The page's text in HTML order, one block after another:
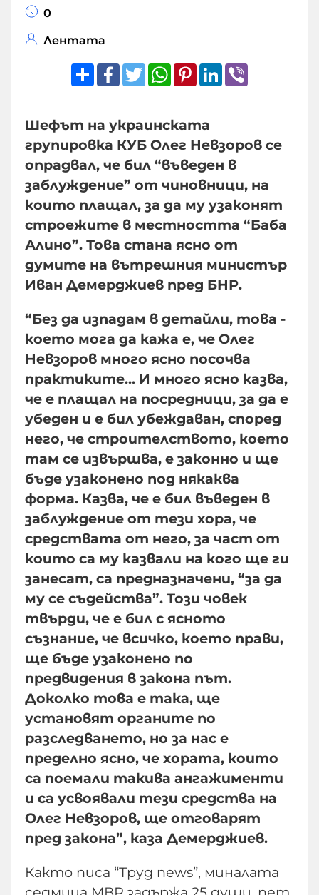
0
Лентата
ShareFacebook
TwitterWhatsApp
Pinterest
LinkedIn
Шефът на украинската
групировка КУБ Олег Невзоров се
опрадвал, че бил “въведен в
заблуждение” от чиновници, на
които плащал, за да му узаконят
строежите в местността “Баба
Алино”. Това стана ясно от
думите на вътрешния министър
Иван Демерджиев пред БНР.
“Без да изпадам в детайли, това -
което мога да кажа е, че Олег
Невзоров много ясно посочва
практиките... И много ясно казва,
че е плащал на посредници, за да е
убеден и е бил убеждаван, според
него, че строителството, което
там се извършва, е законно и ще
бъде узаконено под някаква
форма. Казва, че е бил въведен в
заблуждение от тези хора, че
средствата от него, за част от
които са му казвали на кого ще ги
занесат, са предназначени, “за да
му се съдейства”. Този човек
твърди, че е бил с ясното
съзнание, че всичко, което прави,
ще бъде узаконено по
предвидения в закона път.
Доколко това е така, ще
установят органите по
разследването, но за нас е
пределно ясно, че хората, които
са поемали такива ангажименти
и са усвоявали тези средства на
Олег Невзоров, ще отговарят
пред закона”, каза Демерджиев.
Както писа “Труд news”, миналата